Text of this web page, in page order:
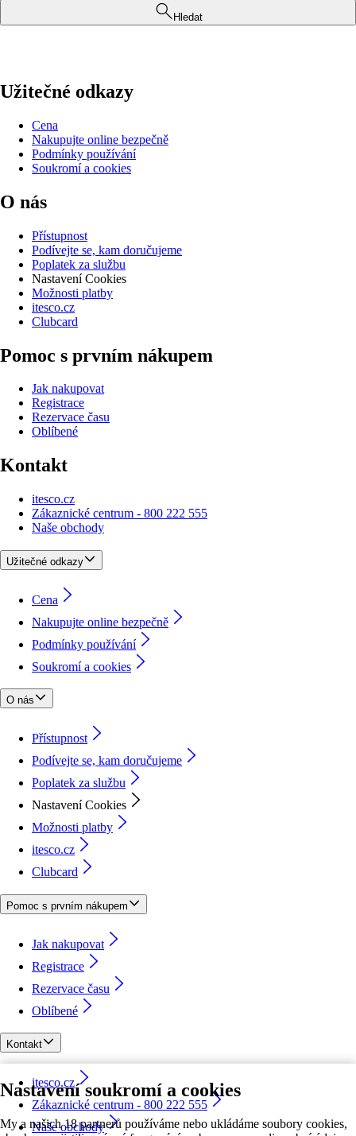
Nastavení soukromí a cookies
My a našich 18 partnerů používáme nebo ukládáme soubory cookies,
Hledat
Užitečné odkazy
Cena
Nakupujte online bezpečně
Podmínky používání
Soukromí a cookies
O nás
Přístupnost
Podívejte se, kam doručujeme
Poplatek za službu
Nastavení Cookies
Možnosti platby
itesco.cz
Clubcard
Pomoc s prvním nákupem
Jak nakupovat
Registrace
Rezervace času
Oblíbené
Kontakt
itesco.cz
Zákaznické centrum - 800 222 555
Naše obchody
Užitečné odkazy
Cena
Nakupujte online bezpečně
Podmínky používání
Soukromí a cookies
O nás
Přístupnost
Podívejte se, kam doručujeme
Poplatek za službu
Nastavení Cookies
Možnosti platby
itesco.cz
Clubcard
Pomoc s prvním nákupem
Jak nakupovat
Registrace
Rezervace času
Oblíbené
Kontakt
itesco.cz
Zákaznické centrum - 800 222 555
Naše obchody